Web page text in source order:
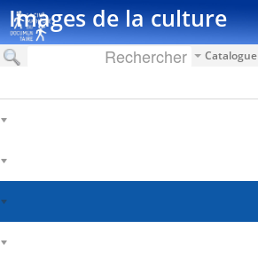
Images de la culture
Catalogue